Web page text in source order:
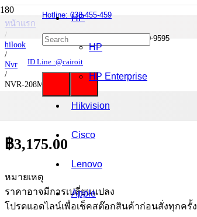
Hotline: 038-455-459
Mobile : 085-0844-555 / 090-980-9595
ID Line :@cairoit
HP
HP
HP Enterprise
Hikvision
Cisco
Lenovo
Apple
หน้าแรก
/
hilook
/
Nvr
/
NVR-208MH-C/8P
NVR-208MH-C/8P
฿3,175.00
หมายเหตุ
ราคาอาจมีการเปลี่ยนแปลง
โปรดแอดไลน์เพื่อเช็คสต๊อกสินค้าก่อนสั่งทุกครั้ง